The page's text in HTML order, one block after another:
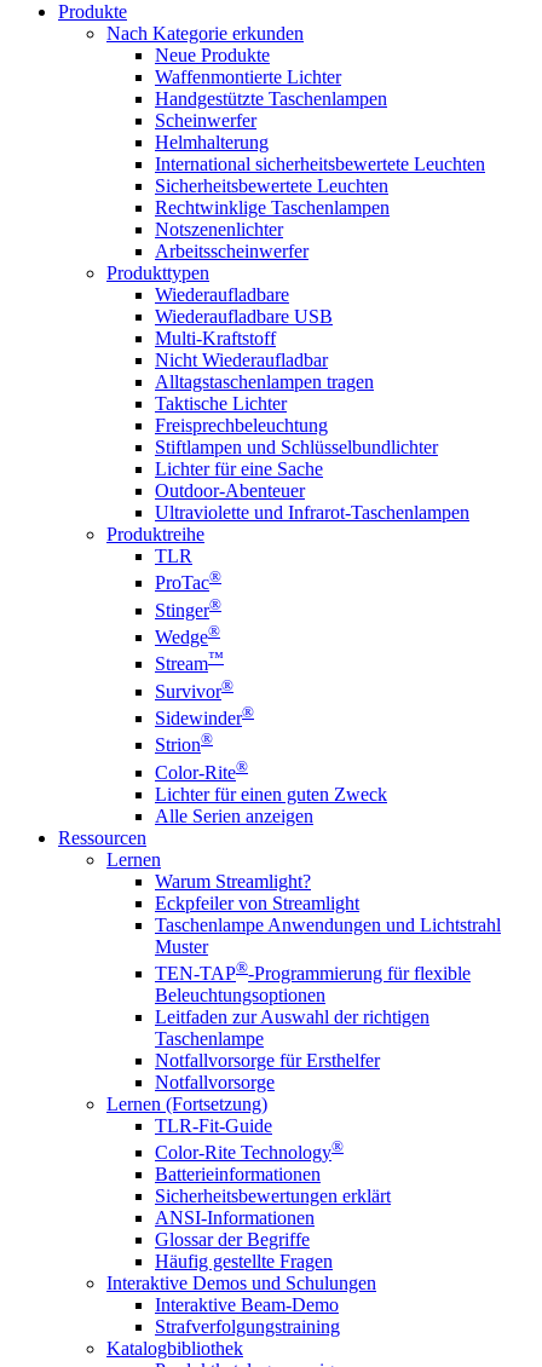
Produkte
Nach Kategorie erkunden
Neue Produkte
Waffenmontierte Lichter
Handgestützte Taschenlampen
Scheinwerfer
Helmhalterung
International sicherheitsbewertete Leuchten
Sicherheitsbewertete Leuchten
Rechtwinklige Taschenlampen
Notszenenlichter
Arbeitsscheinwerfer
Produkttypen
Wiederaufladbare
Wiederaufladbare USB
Multi-Kraftstoff
Nicht Wiederaufladbar
Alltagstaschenlampen tragen
Taktische Lichter
Freisprechbeleuchtung
Stiftlampen und Schlüsselbundlichter
Lichter für eine Sache
Outdoor-Abenteuer
Ultraviolette und Infrarot-Taschenlampen
Produktreihe
TLR
ProTac®
Stinger®
Wedge®
Stream™
Survivor®
Sidewinder®
Strion®
Color-Rite®
Lichter für einen guten Zweck
Alle Serien anzeigen
Ressourcen
Lernen
Warum Streamlight?
Eckpfeiler von Streamlight
Taschenlampe Anwendungen und Lichtstrahl
Muster
TEN-TAP®-Programmierung für flexible
Beleuchtungsoptionen
Leitfaden zur Auswahl der richtigen
Taschenlampe
Notfallvorsorge für Ersthelfer
Notfallvorsorge
Lernen (Fortsetzung)
TLR-Fit-Guide
Color-Rite Technology®
Batterieinformationen
Sicherheitsbewertungen erklärt
ANSI-Informationen
Glossar der Begriffe
Häufig gestellte Fragen
Interaktive Demos und Schulungen
Interaktive Beam-Demo
Strafverfolgungstraining
Katalogbibliothek